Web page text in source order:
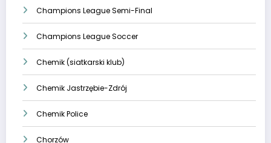
Champions League Semi-Final
Champions League Soccer
Chemik (siatkarski klub)
Chemik Jastrzębie-Zdrój
Chemik Police
Chorzów